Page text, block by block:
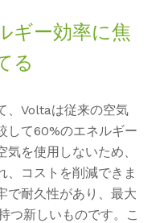
ギー効率に焦
る
、Voltaは従来の空気
して60%のエネルギー
を使用しないため、
、コストを削減できま
で耐久性があり、最大
つ新しいものです。こ